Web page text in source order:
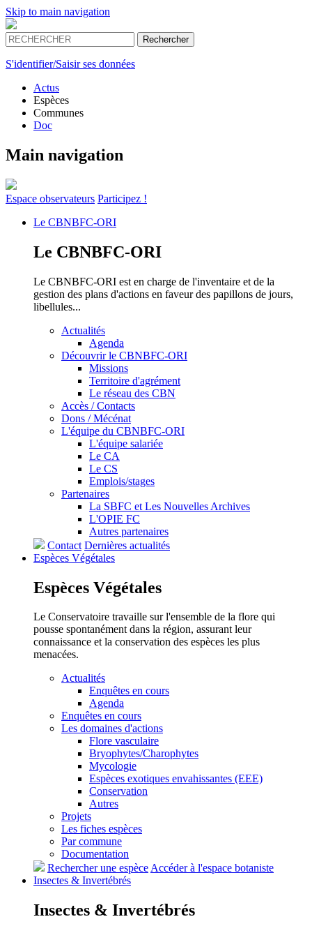
Skip to main navigation
S'identifier/Saisir ses données
Actus
Espèces
Communes
Doc
Main navigation
Espace observateurs Participez !
Le CBNBFC-ORI
Le CBNBFC-ORI
Le CBNBFC-ORI est en charge de l'inventaire et de la
gestion des plans d'actions en faveur des papillons de jours,
libellules...
Actualités
Agenda
Découvrir le CBNBFC-ORI
Missions
Territoire d'agrément
Le réseau des CBN
Accès / Contacts
Dons / Mécénat
L'équipe du CBNBFC-ORI
L'équipe salariée
Le CA
Le CS
Emplois/stages
Partenaires
La SBFC et Les Nouvelles Archives
L'OPIE FC
Autres partenaires
Contact Dernières actualités
Espèces Végétales
Espèces Végétales
Le Conservatoire travaille sur l'ensemble de la flore qui
pousse spontanément dans la région, assurant leur
connaissance et la conservation des espèces les plus
menacées.
Actualités
Enquêtes en cours
Agenda
Enquêtes en cours
Les domaines d'actions
Flore vasculaire
Bryophytes/Charophytes
Mycologie
Espèces exotiques envahissantes (EEE)
Conservation
Autres
Projets
Les fiches espèces
Par commune
Documentation
Rechercher une espèceAccéder à l'espace botaniste
Insectes & Invertébrés
Insectes & Invertébrés